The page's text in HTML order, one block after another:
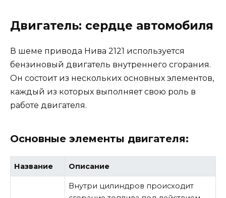
Двигатель: сердце автомобиля
В шеме привода Нива 2121 используется
бензиновый двигатель внутреннего сгорания.
Он состоит из нескольких основных элементов,
каждый из которых выполняет свою роль в
работе двигателя.
Основные элементы двигателя:
Название Описание
Внутри цилиндров происходит